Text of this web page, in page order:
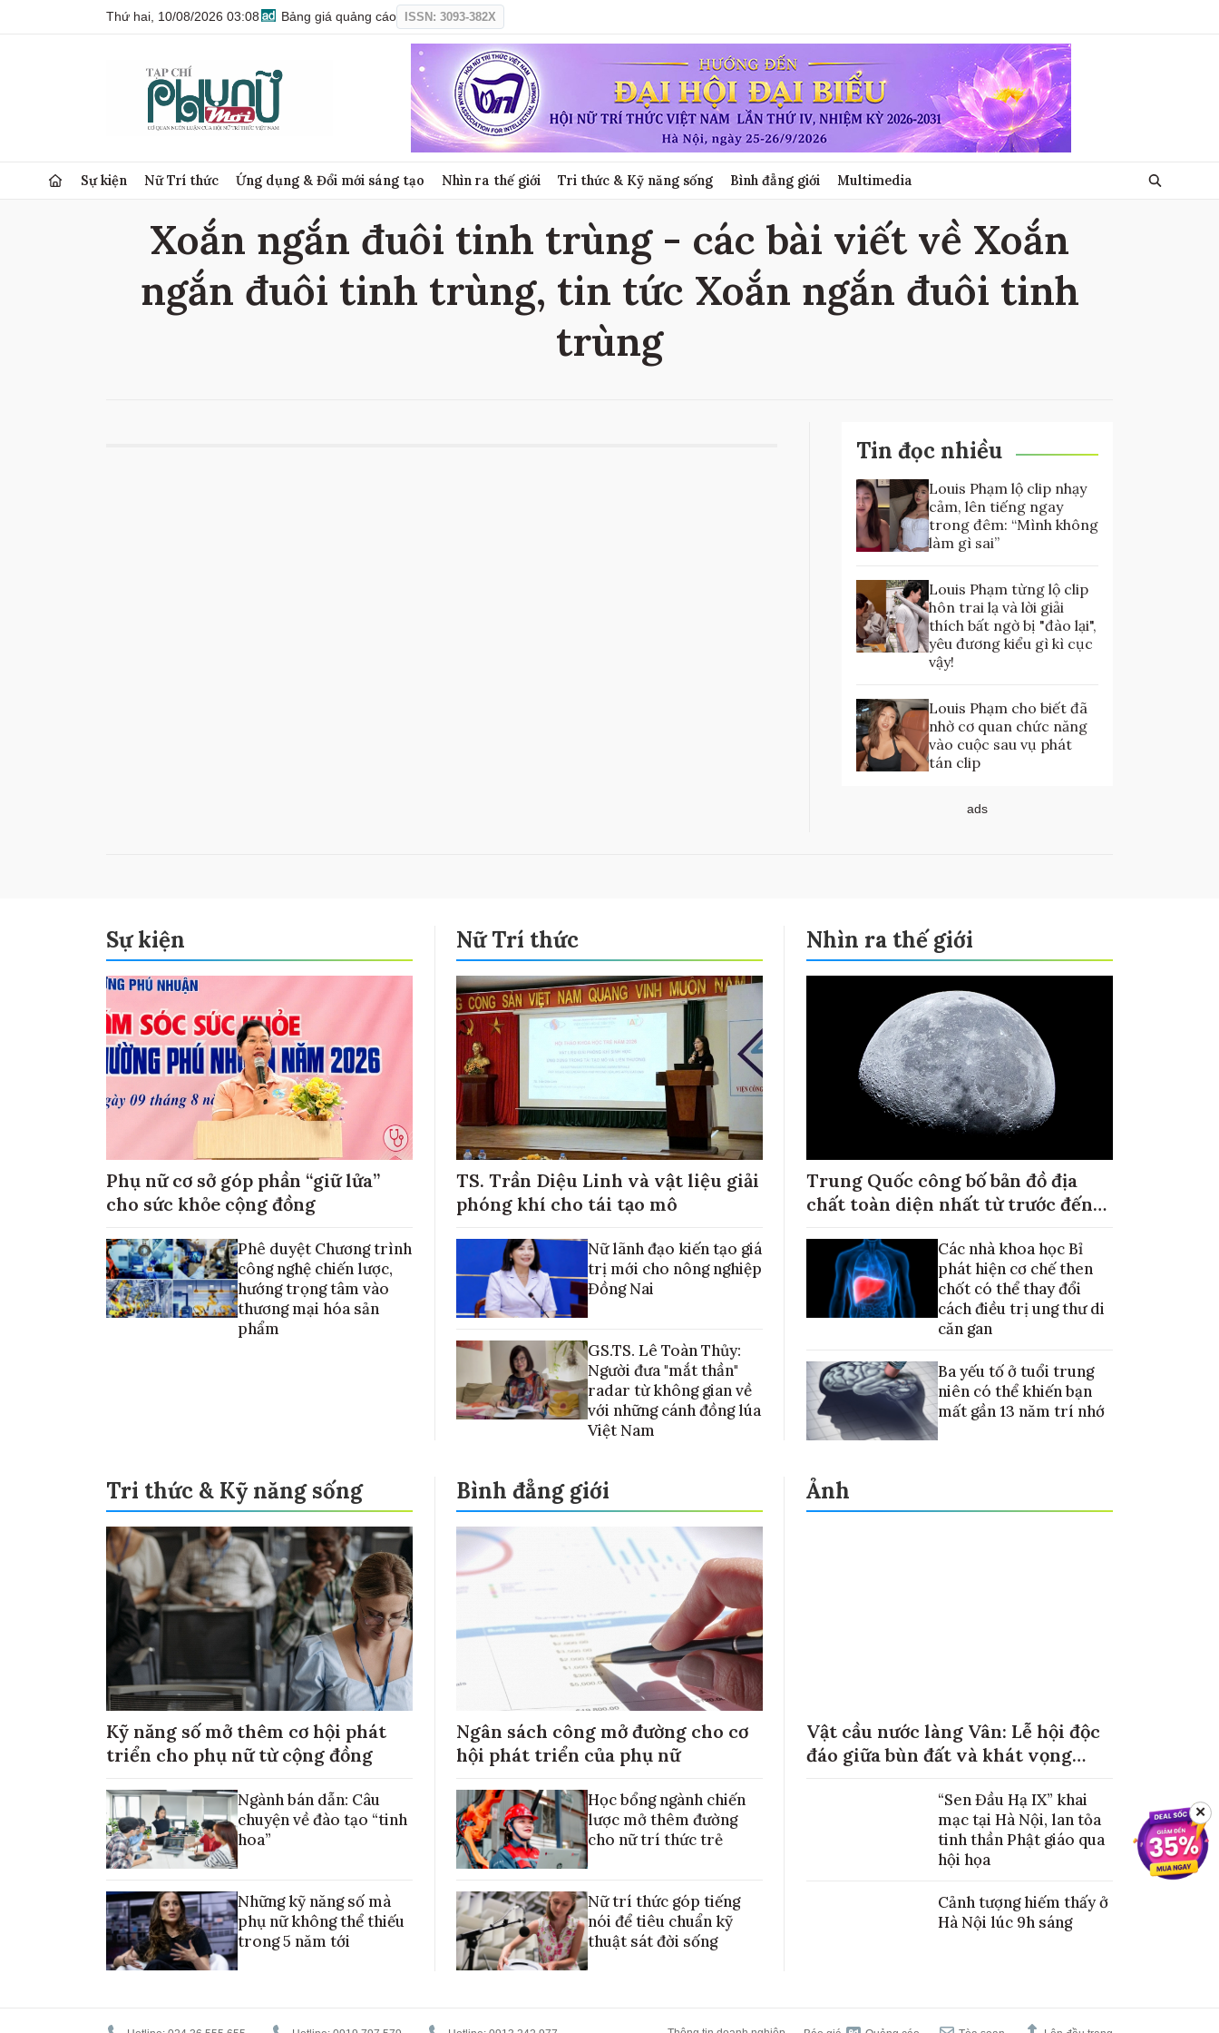
Thứ hai, 10/08/2026 03:08 Bảng giá quảng cáo ISSN: 3093-382X
Sự kiện Nữ Trí thức Ứng dụng & Đổi mới sáng tạo Nhìn ra thế giới Tri thức & Kỹ năng sống Bình đẳng giới Multimedia
Xoắn ngắn đuôi tinh trùng - các bài viết về Xoắn
ngắn đuôi tinh trùng, tin tức Xoắn ngắn đuôi tinh
trùng
Tin đọc nhiều
Louis Phạm lộ clip nhạy
cảm, lên tiếng ngay
trong đêm: “Mình không
làm gì sai”
Louis Phạm từng lộ clip
hôn trai lạ và lời giải
thích bất ngờ bị "đào lại",
yêu đương kiểu gì kì cục
vậy!
Louis Phạm cho biết đã
nhờ cơ quan chức năng
vào cuộc sau vụ phát
tán clip
ads
Sự kiện
Phụ nữ cơ sở góp phần “giữ lửa”
cho sức khỏe cộng đồng
Phê duyệt Chương trình
công nghệ chiến lược,
hướng trọng tâm vào
thương mại hóa sản
phẩm
Nữ Trí thức
TS. Trần Diệu Linh và vật liệu giải
phóng khí cho tái tạo mô
Nữ lãnh đạo kiến tạo giá
trị mới cho nông nghiệp
Đồng Nai
GS.TS. Lê Toàn Thủy:
Người đưa "mắt thần"
radar từ không gian về
với những cánh đồng lúa
Việt Nam
Nhìn ra thế giới
Trung Quốc công bố bản đồ địa
chất toàn diện nhất từ trước đến
Các nhà khoa học Bỉ
phát hiện cơ chế then
chốt có thể thay đổi
cách điều trị ung thư di
căn gan
Ba yếu tố ở tuổi trung
niên có thể khiến bạn
mất gần 13 năm trí nhớ
Tri thức & Kỹ năng sống
Kỹ năng số mở thêm cơ hội phát
triển cho phụ nữ từ cộng đồng
Ngành bán dẫn: Câu
chuyện về đào tạo “tinh
hoa”
Những kỹ năng số mà
phụ nữ không thể thiếu
trong 5 năm tới
Bình đẳng giới
Ngân sách công mở đường cho cơ
hội phát triển của phụ nữ
Học bổng ngành chiến
lược mở thêm đường
cho nữ trí thức trẻ
Nữ trí thức góp tiếng
nói để tiêu chuẩn kỹ
thuật sát đời sống
Ảnh
Vật cầu nước làng Vân: Lễ hội độc
đáo giữa bùn đất và khát vọng
“Sen Đầu Hạ IX” khai
mạc tại Hà Nội, lan tỏa
tinh thần Phật giáo qua
hội họa
Cảnh tượng hiếm thấy ở
Hà Nội lúc 9h sáng
✕